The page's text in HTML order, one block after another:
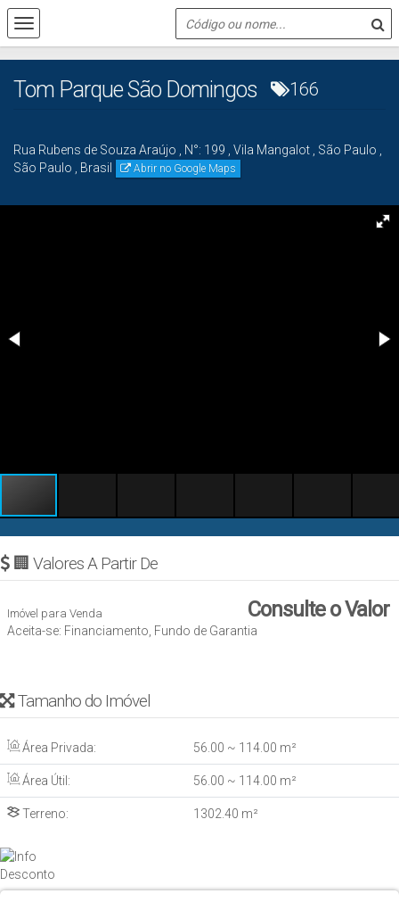
Tom Parque São Domingos 166
Rua Rubens de Souza Araújo N°: 199 Vila Mangalot São Paulo
São Paulo
Brasil Abrir no Google Maps
🏢 Valores A Partir De
Consulte o Valor
Imóvel para Venda
Aceita-se: Financiamento, Fundo de Garantia
Tamanho do Imóvel
Área Privada: 56.00 ~ 114.00 m²
Área Útil: 56.00 ~ 114.00 m²
Terreno: 1302.40 m²